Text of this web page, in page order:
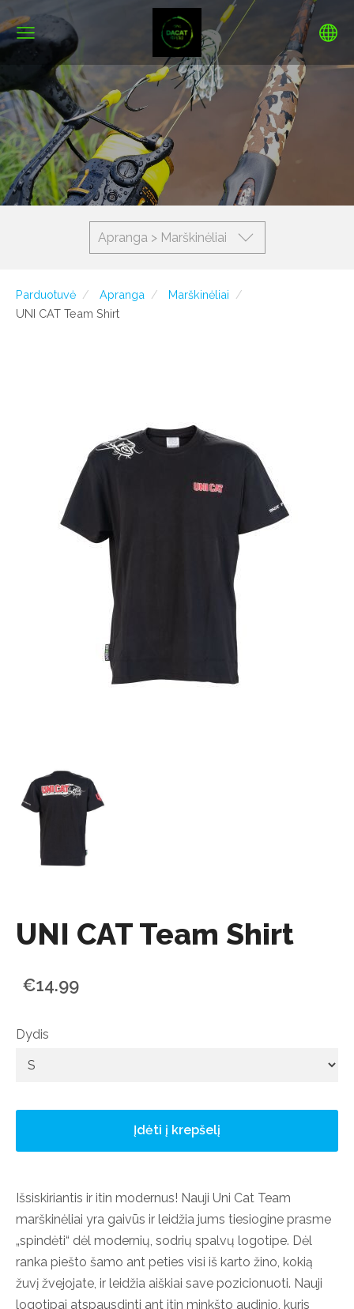
Apranga > Marškinėliai
Parduotuvė Apranga
Marškinėliai
UNI CAT Team Shirt
UNI CAT Team Shirt
€14.99
Dydis
Įdėti į krepšelį
Išsiskiriantis ir itin modernus! Nauji Uni Cat Team
marškinėliai yra gaivūs ir leidžia jums tiesiogine prasme
„spindėti“ dėl modernių, sodrių spalvų logotipe. Dėl
ranka piešto šamo ant peties visi iš karto žino, kokią
žuvį žvejojate, ir leidžia aiškiai save pozicionuoti. Nauji
logotipai atspausdinti ant itin minkšto audinio, kuris